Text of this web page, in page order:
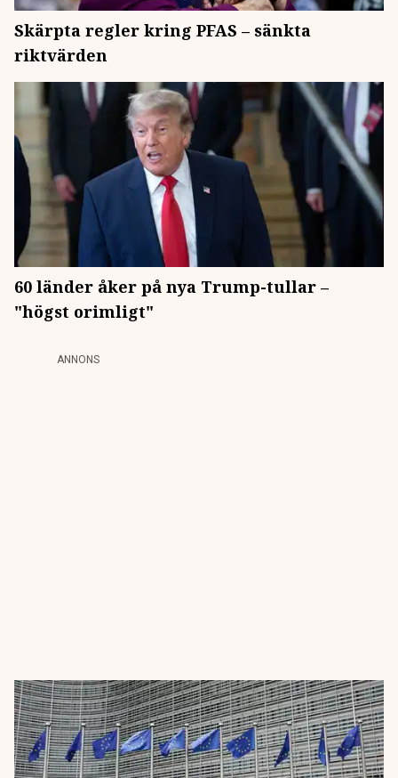
Skärpta regler kring PFAS – sänkta
riktvärden
60 länder åker på nya Trump-tullar –
"högst orimligt"
ANNONS